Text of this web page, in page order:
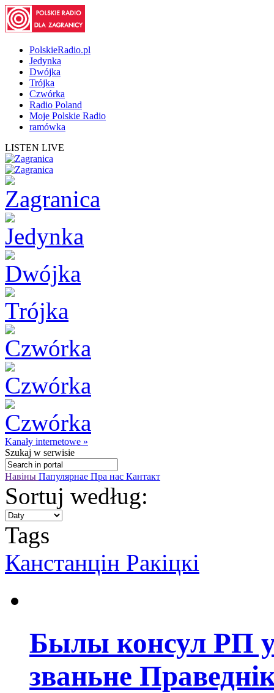
PolskieRadio.pl
Jedynka
Dwójka
Trójka
Czwórka
Radio Poland
Moje Polskie Radio
ramówka
LISTEN LIVE
Kanały internetowe »
Szukaj w serwisie
Навіны Папулярнае Пра нас Кантакт
Sortuj według:
Tags
Канстанцін Ракіцкі
Былы консул РП
званьне